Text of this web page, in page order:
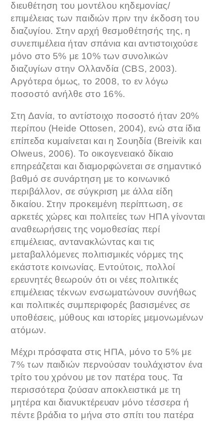
διευθέτηση του μοντέλου κηδεμονίας/
επιμέλειας των παιδιών πριν την έκδοση του
διαζυγίου. Στην αρχή θεσμοθέτησής της, η
συνεπιμέλεια ήταν σπάνια και αντιστοιχούσε
μόνο στο 5% με 10% των συνολικών
διαζυγίων στην Ολλανδία (CBS, 2003).
Αργότερα όμως, το 2008, το εν λόγω
ποσοστό ανήλθε στο 16%.
Στη Δανία, το αντίστοιχο ποσοστό ήταν 20%
περίπου (Heide Ottosen, 2004), ενώ στα ίδια
επίπεδα κυμαίνεται και η Σουηδία (Breivik και
Olweus, 2006). Το οικογενειακό δίκαιο
επηρεάζεται και διαμορφώνεται σε σημαντικό
βαθμό σε συνάρτηση με το κοινωνικό
περιβάλλον, σε σύγκριση με άλλα είδη
δικαίου. Στην προκειμένη περίπτωση, σε
αρκετές χώρες και πολιτείες των ΗΠΑ γίνονται
αναθεωρήσεις της νομοθεσίας περί
επιμέλειας, αντανακλώντας και τις
μεταβαλλόμενες πολιτισμικές νόρμες της
εκάστοτε κοινωνίας. Εντούτοις, πολλοί
ερευνητές θεωρούν ότι οι νέες πολιτικές
επιμέλειας τέκνων ενσωματώνουν συνήθως
και πολιτικές συμπεριφορές βασισμένες σε
υποθέσεις, μύθους και ιστορίες μεμονωμένων
ατόμων.
Μέχρι πρόσφατα στις ΗΠΑ, μόνο το 5% με
7% των παιδιών περνούσαν τουλάχιστον ένα
τρίτο του χρόνου με τον πατέρα τους. Τα
περισσότερα ζούσαν αποκλειστικά με τη
μητέρα και διανυκτέρευαν μόνο τέσσερα ή
πέντε βράδια το μήνα στο σπίτι του πατέρα